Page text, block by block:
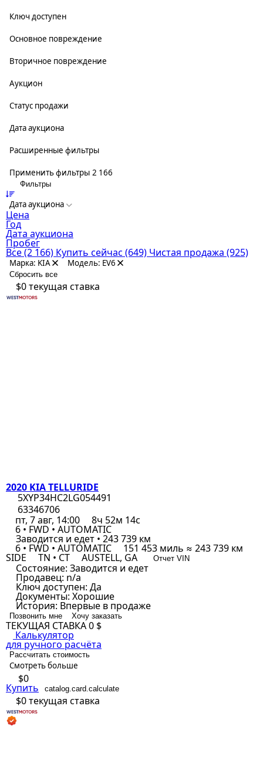
Ключ доступен
Основное повреждение
Вторичное повреждение
Аукцион
Статус продажи
Дата аукциона
Расширенные фильтры
Применить фильтры 2 166
Фильтры
Дата аукциона
Цена
Год
Дата аукциона
Пробег
Все(2 166) Купить сейчас (649) Чистая продажа (925)
Марка: KIA Модель: EV6
Сбросить все
$0текущая ставка
2020 KIA TELLURIDE
5XYP34HC2LG054491
63346706
пт, 7 авг, 14:00
8ч 52м 14с
6 • FWD • AUTOMATIC
Заводится и едет • 243 739 км
6 • FWD • AUTOMATIC 151 453 миль ≈ 243 739 км
SIDE TN • CT AUSTELL, GA Отчет VIN
Состояние: Заводится и едет
Продавец: n/a
Ключ доступен: Да
Документы: Хорошие
История: Впервые в продаже
Позвонить мне Хочу заказать
ТЕКУЩАЯ СТАВКА0 $
Калькулятор
для ручного расчёта
Рассчитать стоимость
Смотреть больше
$0
Купить catalog.card.calculate
$0текущая ставка